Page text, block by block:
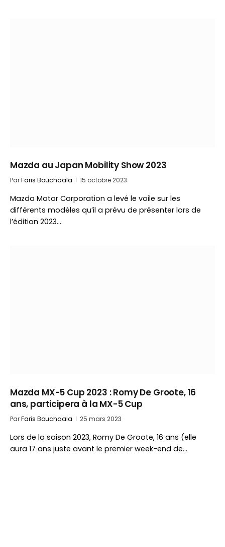
Mazda au Japan Mobility Show 2023
ParFaris Bouchaala 15 octobre 2023
Mazda Motor Corporation a levé le voile sur les
différents modèles qu’il a prévu de présenter lors de
l’édition 2023…
Mazda MX-5 Cup 2023 : Romy De Groote, 16
ans, participera à la MX-5 Cup
ParFaris Bouchaala 25 mars 2023
Lors de la saison 2023, Romy De Groote, 16 ans (elle
aura 17 ans juste avant le premier week-end de…